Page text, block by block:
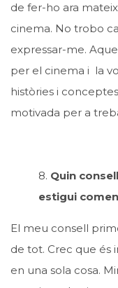
de fer-ho ara
cinema. No trobo
expressar-me.
per el cinema i la
històries i
motivada per a
8. Quin
estigui
El meu consell
de tot. Crec que
en una sola cosa.